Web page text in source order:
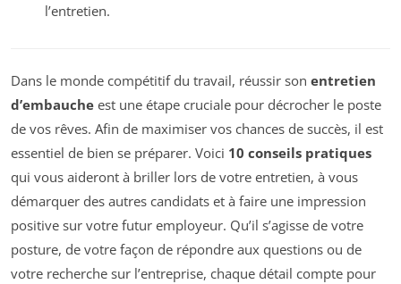
l’entretien.
Dans le monde compétitif du travail, réussir son entretien
d’embauche est une étape cruciale pour décrocher le poste
de vos rêves. Afin de maximiser vos chances de succès, il est
essentiel de bien se préparer. Voici 10 conseils pratiques
qui vous aideront à briller lors de votre entretien, à vous
démarquer des autres candidats et à faire une impression
positive sur votre futur employeur. Qu’il s’agisse de votre
posture, de votre façon de répondre aux questions ou de
votre recherche sur l’entreprise, chaque détail compte pour